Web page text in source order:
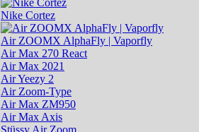
Nike Cortez
Air ZOOMX AlphaFly | Vaporfly
Air Max 270 React
Air Max 2021
Air Yeezy 2
Air Zoom-Type
Air Max ZM950
Air Max Axis
Stüssy Air Zoom